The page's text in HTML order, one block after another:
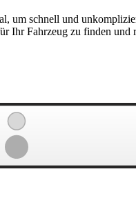
um schnell und
Ihr Fahrzeug zu finden und